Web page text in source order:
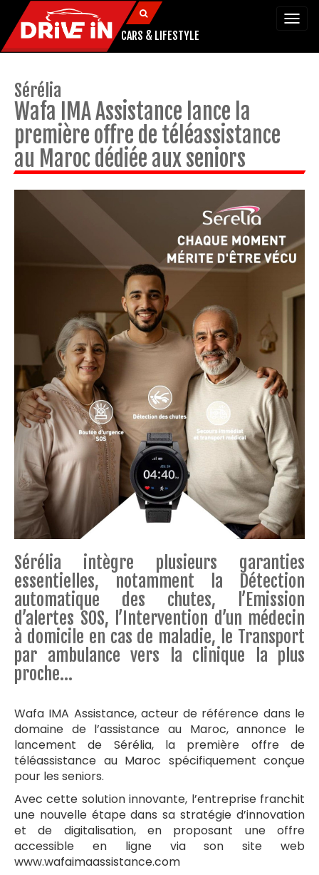
CARS & LIFESTYLE
Sérélia
Wafa IMA Assistance lance la
première offre de téléassistance
au Maroc dédiée aux seniors
Sérélia intègre plusieurs garanties
essentielles, notamment la Détection
automatique des chutes, l’Emission
d’alertes SOS, l’Intervention d’un médecin
à domicile en cas de maladie, le Transport
par ambulance vers la clinique la plus
proche…
Wafa IMA Assistance, acteur de référence dans le
domaine de l’assistance au Maroc, annonce le
lancement de Sérélia, la première offre de
téléassistance au Maroc spécifiquement conçue
pour les seniors.
Avec cette solution innovante, l’entreprise franchit
une nouvelle étape dans sa stratégie d’innovation
et de digitalisation, en proposant une offre
accessible en ligne via son site web
www.wafaimaassistance.com